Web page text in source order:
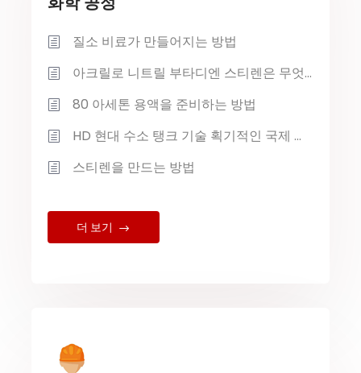
질소 비료가 만들어지는 방법
아크릴로 니트릴 부타디엔 스티렌은 무엇입니까?
80 아세톤 용액을 준비하는 방법
HD 현대 수소 탱크 기술 획기적인 국제 인증, 해양 수소 에너지 상용화 속도
스티렌을 만드는 방법
더 보기